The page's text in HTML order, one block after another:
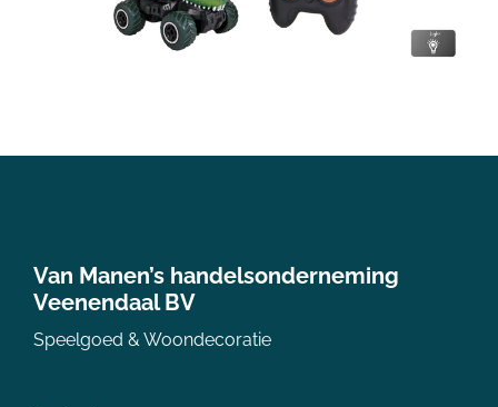
Van Manen’s handelsonderneming
Veenendaal BV
Speelgoed & Woondecoratie